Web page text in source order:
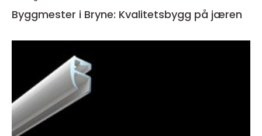
Byggmester i Bryne: Kvalitetsbygg på jæren